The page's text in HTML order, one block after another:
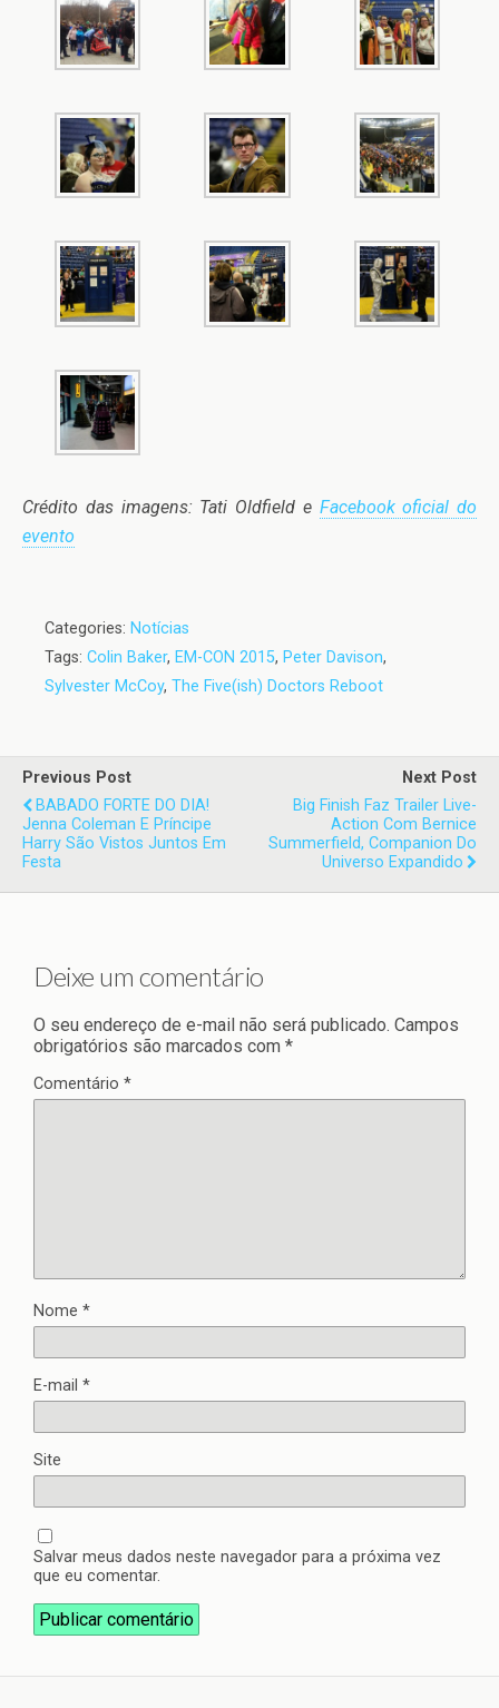
Crédito das imagens: Tati Oldfield e Facebook oficial do
evento
Categories: Notícias
Tags: Colin Baker, EM-CON 2015, Peter Davison,
Sylvester McCoy, The Five(ish) Doctors Reboot
Previous Post
BABADO FORTE DO DIA!
Jenna Coleman E Príncipe
Harry São Vistos Juntos Em
Festa
Next Post
Big Finish Faz Trailer Live-
Action Com Bernice
Summerfield, Companion Do
Universo Expandido
Deixe um comentário
O seu endereço de e-mail não será publicado. Campos
obrigatórios são marcados com *
Comentário *
Nome *
E-mail *
Site
Salvar meus dados neste navegador para a próxima vez
que eu comentar.